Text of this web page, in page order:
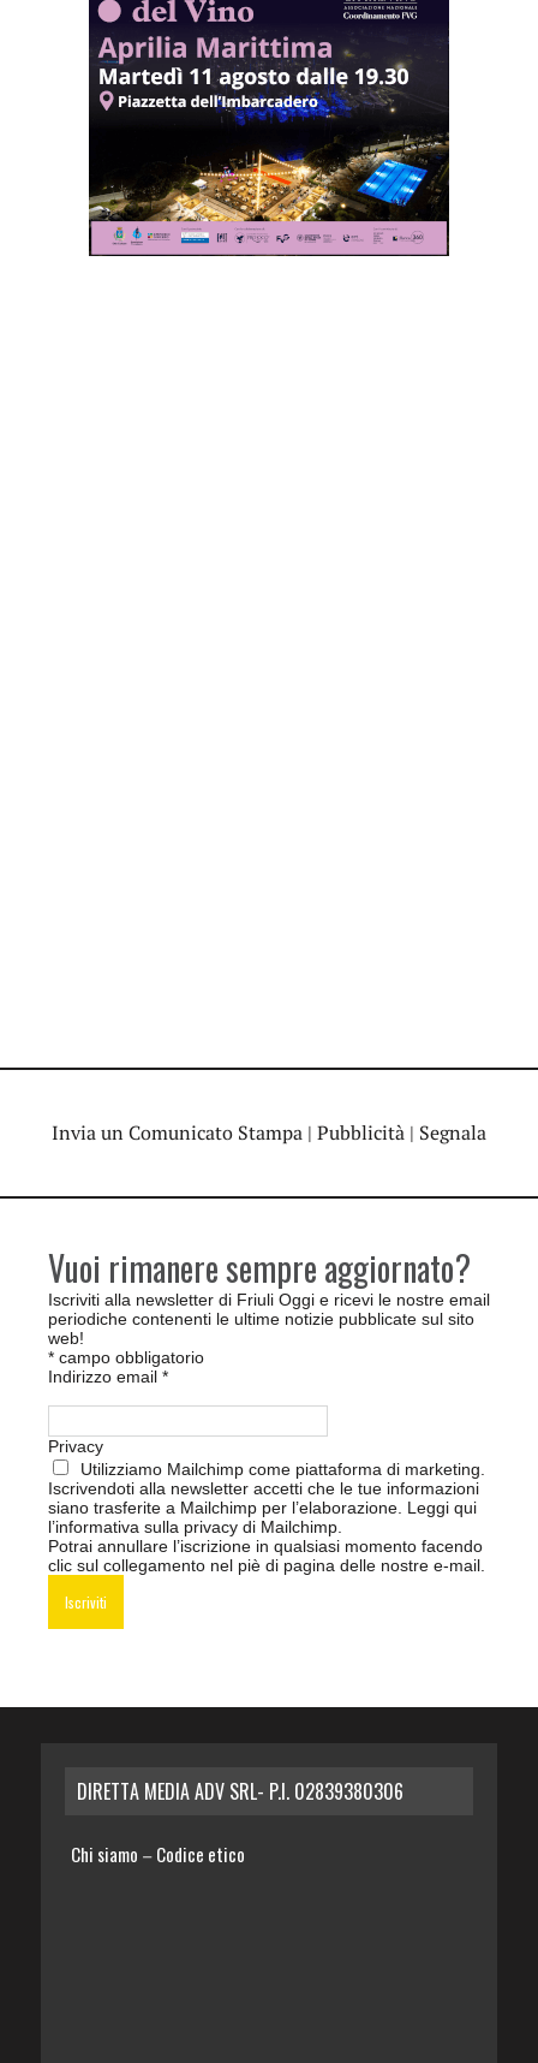
Invia un Comunicato Stampa | Pubblicità | Segnala
Vuoi rimanere sempre aggiornato?
Iscriviti alla newsletter di Friuli Oggi e ricevi le nostre email
periodiche contenenti le ultime notizie pubblicate sul sito
web!
* campo obbligatorio
Indirizzo email *
Privacy
Utilizziamo Mailchimp come piattaforma di marketing.
Iscrivendoti alla newsletter accetti che le tue informazioni
siano trasferite a Mailchimp per l’elaborazione. Leggi qui
l’informativa sulla privacy di Mailchimp.
Potrai annullare l’iscrizione in qualsiasi momento facendo
clic sul collegamento nel piè di pagina delle nostre e-mail.
DIRETTA MEDIA ADV SRL- P.I. 02839380306
Chi siamo – Codice etico